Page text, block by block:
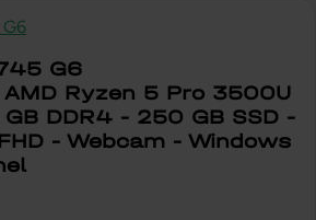
G6
Ryzen 5 Pro 3500U
GB DDR4 - 250 GB SSD -
- Webcam - Windows